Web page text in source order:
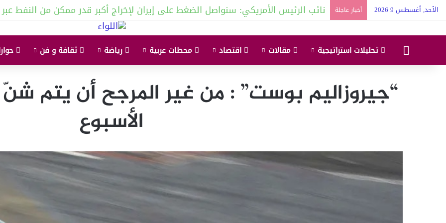
الأحد, أغسطس 9 2026 أخبار عاجلة نائب الرئيس الأمريكي: سنواصل الضغط على إيران لإخراج أكبر قدر ممكن من النفط
البداية تحليلات استراتيجية مقالات اقتصاد محطات عربية رياضة ثقافة و فن
“جيروزاليم بوست” : من غير المرجح أن يتم
الأسبوع